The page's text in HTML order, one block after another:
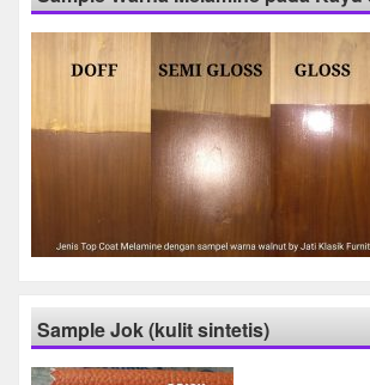
Sample Jok (kulit sintetis)